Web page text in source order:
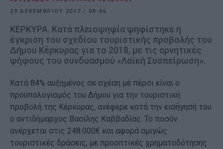
29 ΔΕΚΕΜΒΡΊΟΥ 2017/ 09:46
ΚΕΡΚΥΡΑ. Κατά πλειοψηφία ψηφίστηκε η
έγκριση του σχεδίου τουριστικής προβολής του
Δήμου Κέρκυρας για το 2018, με τις αρνητικές
ψήφους του συνδυασμού «Λαϊκή Συσπείρωση».
Κατά 84% αυξημένος σε σχέση μέ πέρσι είναι ο
προϋπολογισμός του Δήμου για την τουριστική
προβολή της Κέρκυρας, ανέφερε κατά την εισήγησή του
ο αντιδήμαρχος Βασίλης Καββαδίας. Το ποσόν
ανέρχεται στις 248.000€ και αφορά αμιγώς
τουριστικές δράσεις, με προοπτικές χρηματοδότησης